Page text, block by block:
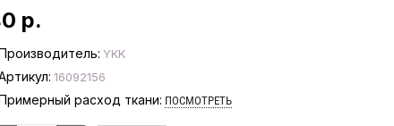
р.
YKK
16092156
расход ткани: ПОСМОТРЕТЬ